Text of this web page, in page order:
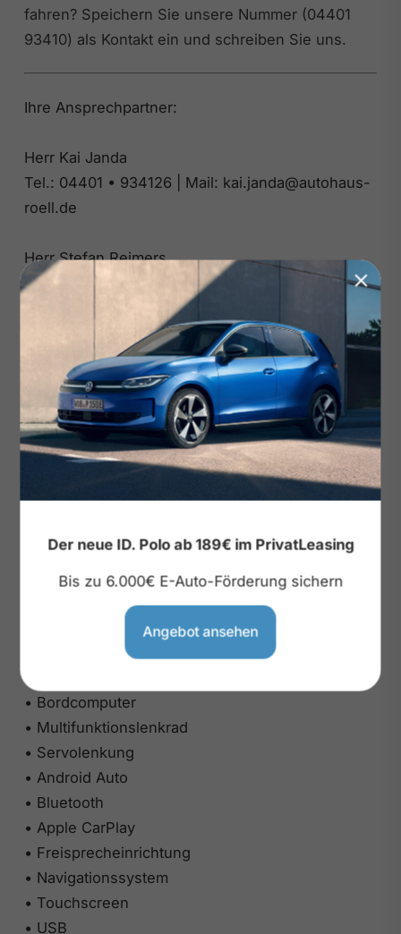
fahren? Speichern Sie unsere Nummer (04401
93410) als Kontakt ein und schreiben Sie uns.
Ihre Ansprechpartner:
Herr Kai Janda
Tel.: 04401 • 934126 | Mail: kai.janda@autohaus-
roell.de
Herr Stefan Reimers
Tel.: 04401 • 934117 | Mail:
stefan.reimers@autohaus-roell.de
Ausstattung:• Abgedunkelte Scheiben
• Armlehne
• Beheizbares Lenkrad
• Elektr. Fensterheber
• Elektr. Seitenspiegel
• Innenspiegel autom. abblendend
• Lederlenkrad
• Lordosenstütze
• Zentralverriegelung
• Berganfahrassistent
• Bordcomputer
• Multifunktionslenkrad
• Servolenkung
• Android Auto
• Bluetooth
• Apple CarPlay
• Freisprecheinrichtung
• Navigationssystem
• Touchscreen
• USB
Der neue ID. Polo ab 189€ im PrivatLeasing
Bis zu 6.000€ E-Auto-Förderung sichern
Angebot ansehen